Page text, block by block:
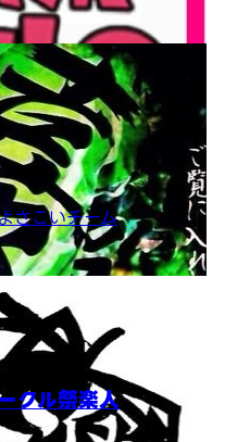
さこいチーム
クル祭楽人